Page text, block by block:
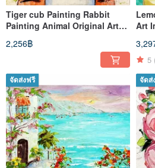
Tiger cub Painting Rabbit
Painting Animal Original Art
(25,4cm * 25,4cm)
2,256฿
Art
5
จัดส่งฟรี จัดส่